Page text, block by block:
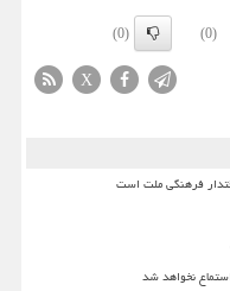
(0)
(0)
X
فرهنگی ملت است
نخواهد شد